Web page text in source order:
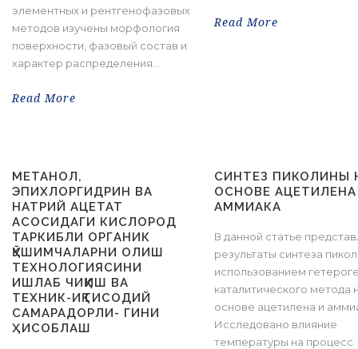
элементных и рентгенофазовых
методов изучены морфология
поверхности, фазовый состав и
характер распределения...
Read More
Read More
МЕТАНОЛ,
ЭПИХЛОРГИДРИН ВА
НАТРИЙ АЦЕТАТ
АСОСИДАГИ КИСЛОРОД
ТАРКИБЛИ ОРГАНИК
ҚЎШИМЧАЛАРНИ ОЛИШ
ТЕХНОЛОГИЯСИНИ
ИШЛАБ ЧИҚИШ ВА
ТЕХНИК-ИҚТИСОДИЙ
САМАРАДОРЛИ- ГИНИ
ҲИСОБЛАШ
СИНТЕЗ ПИКОЛИНЫ
ОСНОВЕ
АММИАКА
В данной статье
результаты синтеза
использованием
каталитического метода
основе ацетилена и
Исследовано влияние
температуры на процесс